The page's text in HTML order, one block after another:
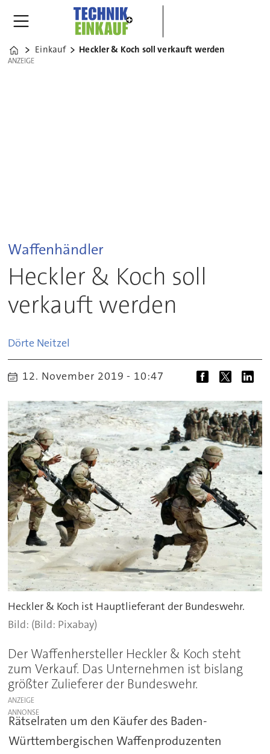
Home
Einkauf Heckler & Koch soll verkauft werden
ANZEIGE
ANZEIGE
Waffenhändler
Heckler & Koch soll
verkauft werden
Dörte Neitzel
12. November 2019 - 10:47
Heckler & Koch ist Hauptlieferant der Bundeswehr.
(Bild: Pixabay)
Der Waffenhersteller Heckler & Koch steht
zum Verkauf. Das Unternehmen ist bislang
größter Zulieferer der Bundeswehr.
ANZEIGE
Rätselraten um den Käufer des Baden-
Württembergischen Waffenproduzenten